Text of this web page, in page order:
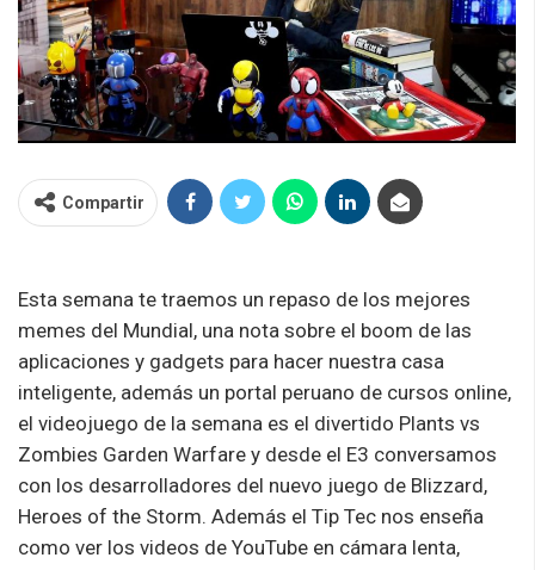
Compartir
Esta semana te traemos un repaso de los mejores
memes del Mundial, una nota sobre el boom de las
aplicaciones y gadgets para hacer nuestra casa
inteligente, además un portal peruano de cursos online,
el videojuego de la semana es el divertido Plants vs
Zombies Garden Warfare y desde el E3 conversamos
con los desarrolladores del nuevo juego de Blizzard,
Heroes of the Storm. Además el Tip Tec nos enseña
como ver los videos de YouTube en cámara lenta,